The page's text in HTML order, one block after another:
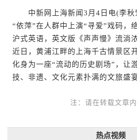
中新网上海新闻3月4日电(李秋
“依萍”在人群中上演“寻爱”戏码，
沪式英语，英文版《声声慢》流
近日，黄浦江畔的上海千古情景区
化身为一座“流动的历史剧场”，让
技、非遗、文化元素扑满的文旅盛
注：请在转载文章
热点视频